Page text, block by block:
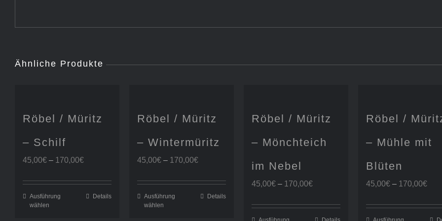
Ähnliche Produkte
Röbel / Müritz
– Schilf
45,00€ – 170,00€Preisspanne:
bis
170,00€
Ausführung
wählen
Details
Röbel / Müritz
– Wintermüritz
45,00€ – 170,00€Preisspanne:
bis
170,00€
Ausführung
wählen
Details
Röbel / Müritz
– Mönchteich
im Nebel
45,00€ – 170,00€Preisspanne:
bis
170,00€
Röbel /
– Mühle mit
Blüten
45,00€ – 170,00€
bis